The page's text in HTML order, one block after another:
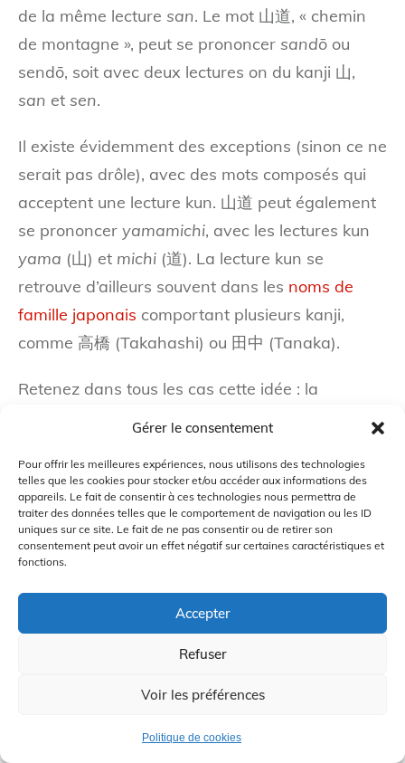
Gérer le consentement
Pour offrir les meilleures expériences, nous utilisons des technologies
telles que les cookies pour stocker et/ou accéder aux informations des
appareils. Le fait de consentir à ces technologies nous permettra de
traiter des données telles que le comportement de navigation ou les ID
uniques sur ce site. Le fait de ne pas consentir ou de retirer son
consentement peut avoir un effet négatif sur certaines caractéristiques et
fonctions.
Accepter
Refuser
Voir les préférences
Politique de cookies
de la même lecture san. Le mot 山道, « chemin
de montagne », peut se prononcer sandō ou
sendō, soit avec deux lectures on du kanji 山,
san et sen.
Il existe évidemment des exceptions (sinon ce ne
serait pas drôle), avec des mots composés qui
acceptent une lecture kun. 山道 peut également
se prononcer yamamichi, avec les lectures kun
yama (山) et michi (道). La lecture kun se
retrouve d’ailleurs souvent dans les noms de
famille japonais comportant plusieurs kanji,
comme 高橋 (Takahashi) ou 田中 (Tanaka).
Retenez dans tous les cas cette idée : la
présence dans un mot composé, une longueur
longue sont autant d’indices qui vous mettront
sur la voie d’une lecture on.
Les verbes nominaux
Si les verbes d’origine japonaise utilisent une
lecture kun, il existe une catégorie de verbes qui
emploient une lecture on. Il s’agit des
, « faire ». Par exemple, le nom 結婚
), « mariage », donne le verbe 結婚する